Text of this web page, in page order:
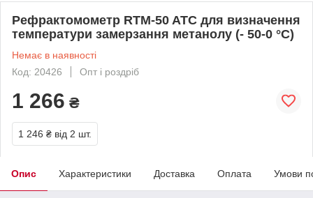
Рефрактомометр RTM-50 ATC для визначення
температури замерзання метанолу (- 50-0 °C)
Немає в наявності
Код: 20426
Опт і роздріб
1 266 ₴
1 246 ₴ від 2 шт.
Опис Характеристики Доставка Оплата Умови